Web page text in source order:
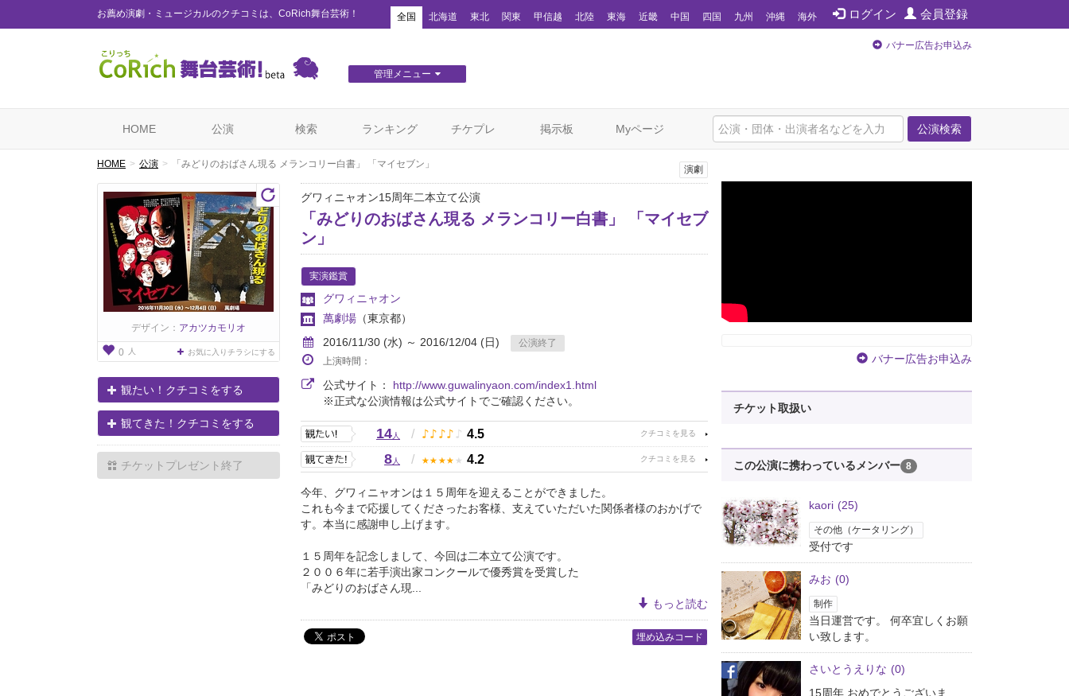
お薦め演劇・ミュージカルのクチコミは、CoRich舞台芸術！ ログイン 会員登録
全国 北海道 東北 関東 甲信越 北陸 東海 近畿 中国 四国 九州 沖縄 海外
管理メニュー
バナー広告お申込み
公演検索
HOME 公演 検索 ランキング チケプレ 掲示板 Myページ
HOME 公演 「みどりのおばさん現る メランコリー白書」 「マイセブン」
デザイン： アカツカモリオ
0 人 お気に入りチラシにする
観たい！クチコミをする
観てきた！クチコミをする
チケットプレゼント終了
演劇
グワィニャオン15周年二本立て公演
「みどりのおばさん現る メランコリー白書」 「マイセブ
ン」
実演鑑賞
グワィニャオン
萬劇場 （東京都）
2016/11/30 (水) ～ 2016/12/04 (日)
公演終了
上演時間：
公式サイト： http://www.guwalinyaon.com/index1.html
※正式な公演情報は公式サイトでご確認ください。
14人 / ♪ ♪ ♪ ♪ ♪ 4.5
8人 / ★ ★ ★ ★ ★ 4.2
今年、グワィニャオンは１５周年を迎えることができました。
これも今まで応援してくださったお客様、支えていただいた関係者様のおかげで
す。本当に感謝申し上げます。
１５周年を記念しまして、今回は二本立て公演です。
２００６年に若手演出家コンクールで優秀賞を受賞した
「みどりのおばさん現...
もっと読む
埋め込みコード
バナー広告お申込み
チケット取扱い
この公演に携わっているメンバー 8
kaori (25)
その他（ケータリング）
受付です
みお (0)
制作
当日運営です。 何卒宜しくお願
い致します。
さいとうえりな (0)
15周年 おめでとうございま